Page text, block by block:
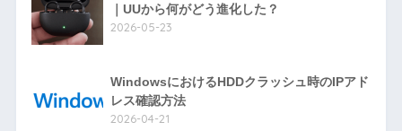
｜UUから何がどう進化した？
2026-05-23
WindowsにおけるHDDクラッシュ時のIPアド
レス確認方法
2026-04-21